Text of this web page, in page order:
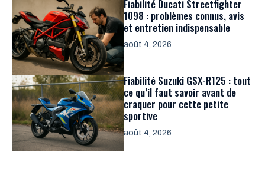
Fiabilité Ducati Streetfighter
1098 : problèmes connus, avis
et entretien indispensable
août 4, 2026
Fiabilité Suzuki GSX-R125 : tout
ce qu’il faut savoir avant de
craquer pour cette petite
sportive
août 4, 2026